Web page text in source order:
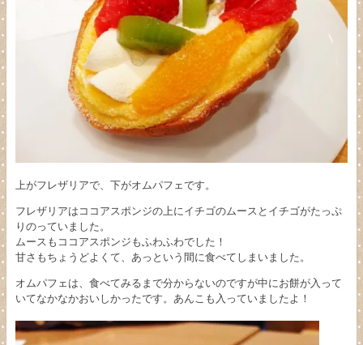
上がフレザリアで、下がオムパフェです。
フレザリアはココアスポンジの上にイチゴのムースとイチゴがたっぷ
りのっていました。
ムースもココアスポンジもふわふわでした！
甘さもちょうどよくて、あっという間に食べてしまいました。
オムパフェは、食べてみるまで分からないのですが中にお餅が入って
いてなかなかおいしかったです。あんこも入っていましたよ！